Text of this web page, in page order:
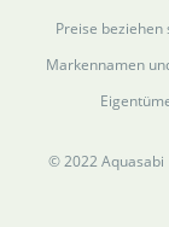
Preise
Markennamen
© 2022